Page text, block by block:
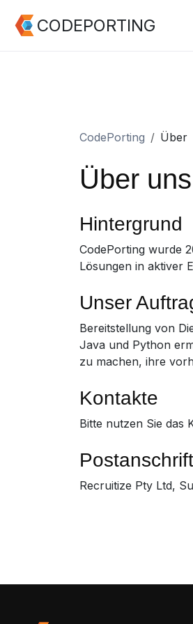
CODEPORTING
CodePorting Über
Über uns
Hintergrund
CodePorting wurde
Lösungen in aktiver
Unser
Bereitstellung von
Java und Python
zu machen, ihre
Kontakte
Bitte nutzen Sie das
Postanschrift
Recruitize Pty Ltd,